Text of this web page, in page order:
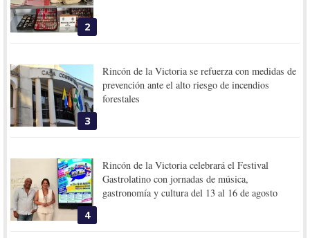
2
3
Rincón de la Victoria se refuerza con medidas de
prevención ante el alto riesgo de incendios
forestales
4
Rincón de la Victoria celebrará el Festival
Gastrolatino con jornadas de música,
gastronomía y cultura del 13 al 16 de agosto